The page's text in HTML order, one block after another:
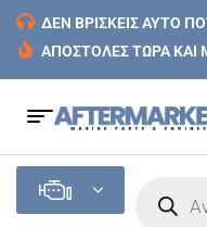
ΔΕΝ ΒΡΙΣΚΕΙΣ ΑΥΤΟ
ΑΠΟΣΤΟΛΕΣ ΤΩΡΑ ΚΑΙ